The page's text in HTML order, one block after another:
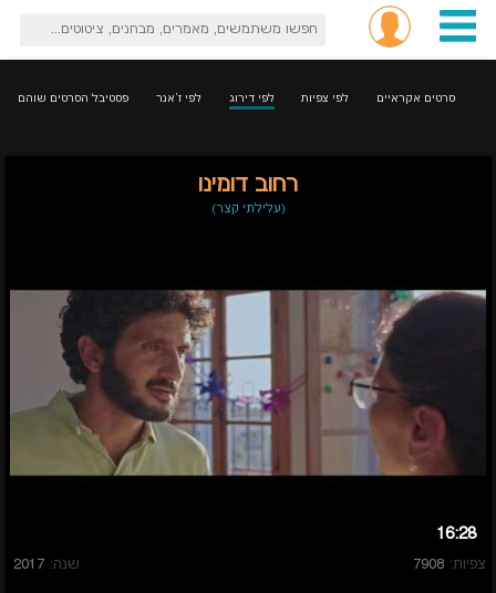
סרטים אקראיים לפי צפיות לפי דירוג לפי ז'אנר פסטיבל הסרטים שוהם
רחוב דומינו
(עלילתי קצר)
16:28
צפיות: 7908 שנה: 2017